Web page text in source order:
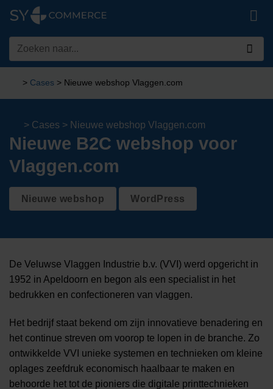
naar
inhoud
Zoeken
> Cases > Nieuwe webshop Vlaggen.com
> Cases > Nieuwe webshop Vlaggen.com
Nieuwe B2C webshop voor
Vlaggen.com
Nieuwe webshop WordPress
De Veluwse Vlaggen Industrie b.v. (VVI) werd opgericht in
1952 in Apeldoorn en begon als een specialist in het
bedrukken en confectioneren van vlaggen.
Het bedrijf staat bekend om zijn innovatieve benadering en
het continue streven om voorop te lopen in de branche. Zo
ontwikkelde VVI unieke systemen en technieken om kleine
oplages zeefdruk economisch haalbaar te maken en
behoorde het tot de pioniers die digitale printtechnieken